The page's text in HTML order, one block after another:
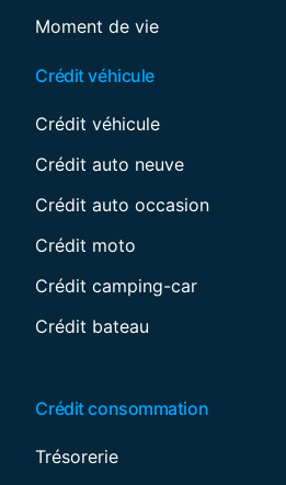
Moment de vie
Crédit véhicule
Crédit véhicule
Crédit auto neuve
Crédit auto occasion
Crédit moto
Crédit camping-car
Crédit bateau
Crédit consommation
Trésorerie